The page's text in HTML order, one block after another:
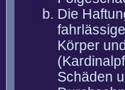
Die
Körper
Schäden